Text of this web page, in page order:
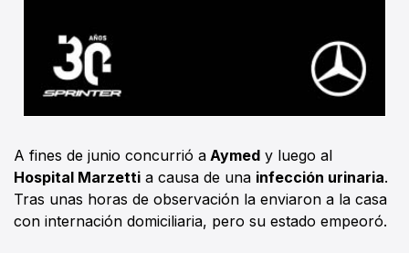
A fines de junio concurrió a Aymed y luego al
Hospital Marzetti a causa de una infección urinaria.
Tras unas horas de observación la enviaron a la casa
con internación domiciliaria, pero su estado empeoró.